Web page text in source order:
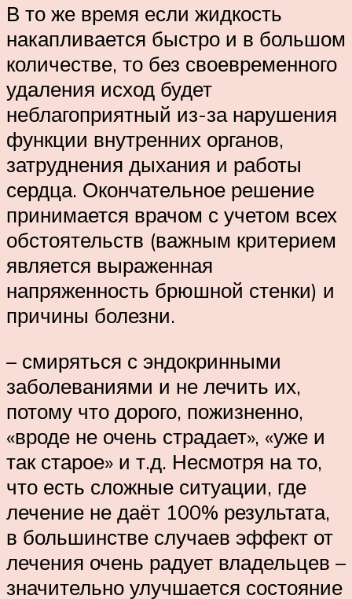
В то же время если жидкость
накапливается быстро и в большом
количестве, то без своевременного
удаления исход будет
неблагоприятный из-за нарушения
функции внутренних органов,
затруднения дыхания и работы
сердца. Окончательное решение
принимается врачом с учетом всех
обстоятельств (важным критерием
является выраженная
напряженность брюшной стенки) и
причины болезни.
– смиряться с эндокринными
заболеваниями и не лечить их,
потому что дорого, пожизненно,
«вроде не очень страдает», «уже и
так старое» и т.д. Несмотря на то,
что есть сложные ситуации, где
лечение не даёт 100% результата,
в большинстве случаев эффект от
лечения очень радует владельцев –
значительно улучшается состояние